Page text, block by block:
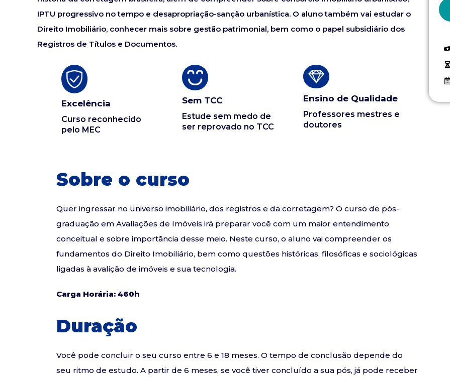
IPTU progressivo no tempo e desapropriação-sanção urbanística. O aluno também vai estudar o
Direito Imobiliário, conhecer mais sobre gestão patrimonial, bem como o papel subsidiário dos
Registros de Títulos e Documentos.
Excelência
Curso reconhecido
pelo MEC
Sem TCC
Estude sem medo de
ser reprovado no TCC
Ensino de Qualidade
Professores mestres e
doutores
Sobre o curso
Quer ingressar no universo imobiliário, dos registros e da corretagem? O curso de pós-
graduação em Avaliações de Imóveis irá preparar você com um maior entendimento
conceitual e sobre importância desse meio. Neste curso, o aluno vai compreender os
fundamentos do Direito Imobiliário, bem como questões históricas, filosóficas e sociológicas
ligadas à avalição de imóveis e sua tecnologia.
Carga Horária: 460h
Duração
Você pode concluir o seu curso entre 6 e 18 meses. O tempo de conclusão depende do
seu ritmo de estudo. A partir de 6 meses, se você tiver concluído a sua pós, já pode receber